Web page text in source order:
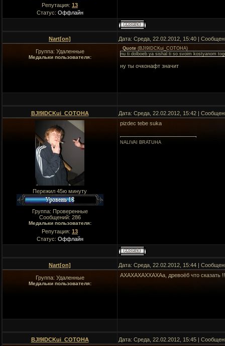
Репутация: 13
Статус: Оффлайн
Nart[on] Дата: Среда, 22.02.2012, 15:40 |
Группа: Удаленные
Медальки пользователя:
Quote (BJI9IDCKui_COTOHA)
nu ti dolboeb ya sishal ti so svoim kostyanom
ну ты очконафт значит
BJI9IDCKui_COTOHA Дата: Среда, 22.02.2012, 15:42 |
Пережил 45ю минуту
Группа: Проверенные
Сообщений: 286
Медальки пользователя:
Репутация: 13
Статус: Оффлайн
pizdec tebe suka
NALIVAI BRATUHA
Nart[on] Дата: Среда, 22.02.2012, 15:44 |
Группа: Удаленные
Медальки пользователя:
АХАХАХАХХАХАа, древоёб что сказать !!
BJI9IDCKui_COTOHA Дата: Среда, 22.02.2012, 15:45 |